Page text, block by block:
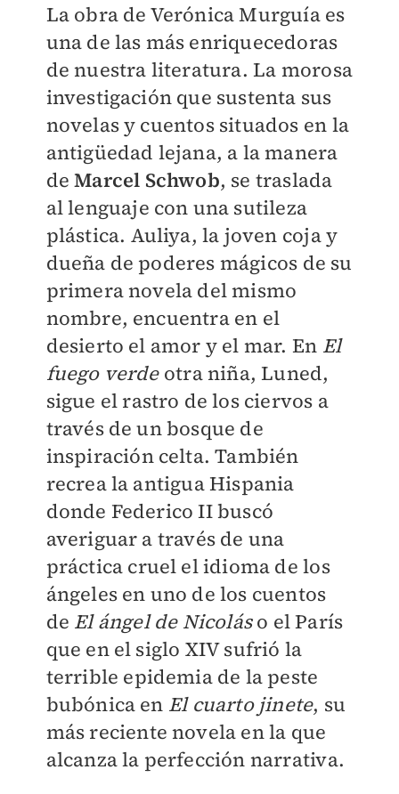
La obra de Verónica Murguía es
una de las más enriquecedoras
de nuestra literatura. La morosa
investigación que sustenta sus
novelas y cuentos situados en la
antigüedad lejana, a la manera
deMarcel Schwob, se traslada
al lenguaje con una sutileza
plástica. Auliya, la joven coja y
dueña de poderes mágicos de su
primera novela del mismo
nombre, encuentra en el
desierto el amor y el mar. En El
fuego verdeotra niña, Luned,
sigue el rastro de los ciervos a
través de un bosque de
inspiración celta. También
recrea la antigua Hispania
donde Federico II buscó
averiguar a través de una
práctica cruel el idioma de los
ángeles en uno de los cuentos
de El ángel de Nicoláso el París
que en el siglo XIV sufrió la
terrible epidemia de la peste
bubónica en El cuarto jinete, su
más reciente novela en la que
alcanza la perfección narrativa.